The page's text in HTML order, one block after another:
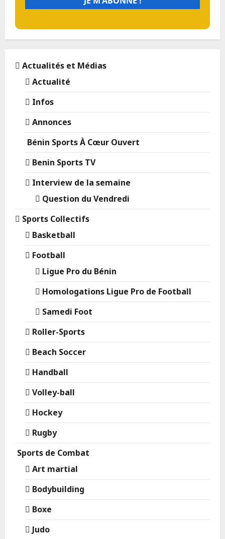
Actualités et Médias
Actualité
Infos
Annonces
Bénin Sports À Cœur Ouvert
Benin Sports TV
Interview de la semaine
Question du Vendredi
Sports Collectifs
Basketball
Football
Ligue Pro du Bénin
Homologations Ligue Pro de Football
Samedi Foot
Roller-Sports
Beach Soccer
Handball
Volley-ball
Hockey
Rugby
Sports de Combat
Art martial
Bodybuilding
Boxe
Judo